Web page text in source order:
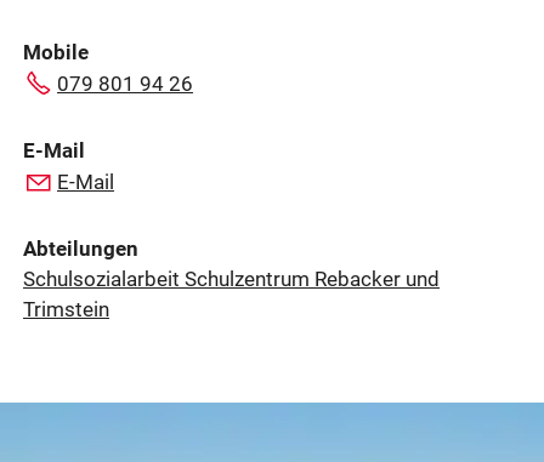
Mobile
079 801 94 26
E-Mail
E-Mail
Abteilungen
Schulsozialarbeit Schulzentrum Rebacker und
Trimstein